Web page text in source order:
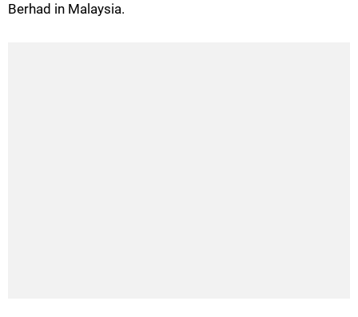
Berhad in Malaysia.